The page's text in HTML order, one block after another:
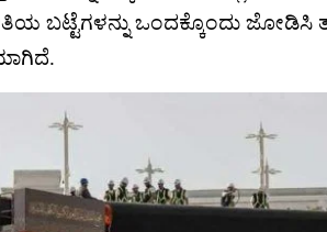
ಬಟ್ಟೆಗಳನ್ನು ಒಂದಕ್ಕೊಂದು ಜೋಡಿಸಿ